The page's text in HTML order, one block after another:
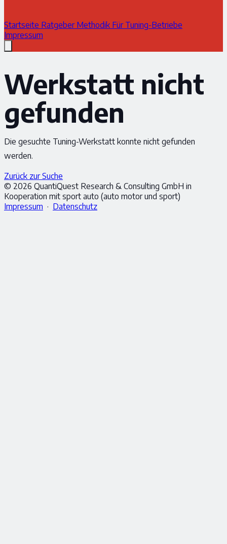
Startseite Ratgeber Methodik Für Tuning-Betriebe
Impressum
Werkstatt nicht
gefunden
Die gesuchte Tuning-Werkstatt konnte nicht gefunden
werden.
Zurück zur Suche
© 2026 QuantiQuest Research & Consulting GmbH in
Kooperation mit sport auto (auto motor und sport)
Impressum · Datenschutz